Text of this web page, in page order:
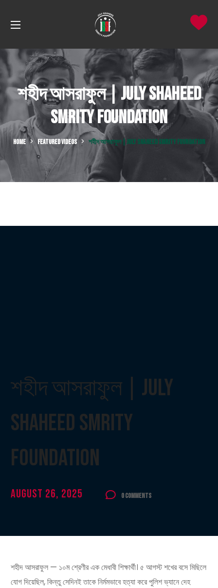
শহীদ আসরাফুল | July Shaheed
Smrity Foundation
HOME FEATURED VIDEOS শহীদ আসরাফুল | JULY SHAHEED SMRITY FOUNDATION
শহীদ আসরাফুল | July
Shaheed Smrity
Foundation
August 26, 2025 0 Comments
শহীদ আসরাফুল — ১০ম শ্রেণীর এক মেধাবী শিক্ষার্থী। ৫ আগস্ট শখের বসে মিছিলে
যোগ দিয়েছিল, কিন্তু সেদিনই তাকে নির্মমভাবে হত্যা করে পুলিশ ভ্যানে দেহ